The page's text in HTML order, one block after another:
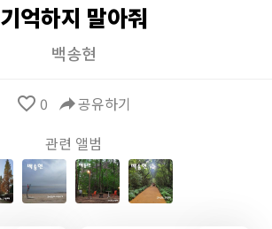
기억하지 말아줘
백송현
favorite_border 0 reply공유하기
관련 앨범